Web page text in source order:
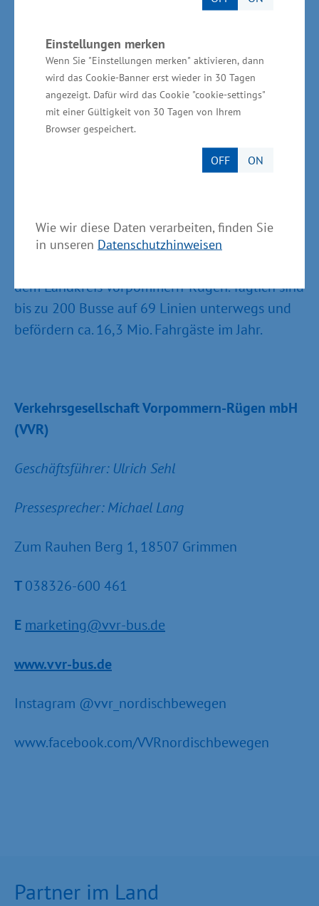
Einstellungen merken
Wenn Sie "Einstellungen merken" aktivieren, dann
wird das Cookie-Banner erst wieder in 30 Tagen
angezeigt. Dafür wird das Cookie "cookie-settings"
mit einer Gültigkeit von 30 Tagen von Ihrem
Browser gespeichert.
OFF ON
Wie wir diese Daten verarbeiten, finden Sie
in unseren Datenschutzhinweisen
Zusätzlich zu den neuen Bussen mit
umweltfreundlicher
Brennstoffzellentechnologie betreibt die VVR
auf der Insel Rügen bereits fünf Elektrobusse.
„Der Landkreis bereitet sich so schrittweise vor,
um die Herausforderungen der Energiewende
Das Bedienungsgebiet der VVR ist hinsichtlich
dem Landkreis Vorpommern-Rügen. Täglich sind
bis zu 200 Busse auf 69 Linien unterwegs und
befördern ca. 16,3 Mio. Fahrgäste im Jahr.
Verkehrsgesellschaft Vorpommern-Rügen mbH
(VVR)
Geschäftsführer: Ulrich Sehl
Pressesprecher: Michael Lang
Zum Rauhen Berg 1, 18507 Grimmen
T038326-600 461
E marketing@vvr-bus.de
www.vvr-bus.de
Instagram @vvr_nordischbewegen
www.facebook.com/VVRnordischbewegen
Partner im Land